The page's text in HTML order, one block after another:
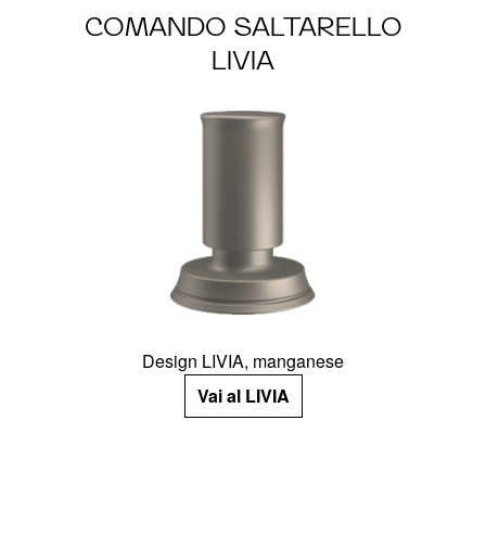
COMANDO SALTARELLO
LIVIA
Design LIVIA, manganese
Vai al LIVIA